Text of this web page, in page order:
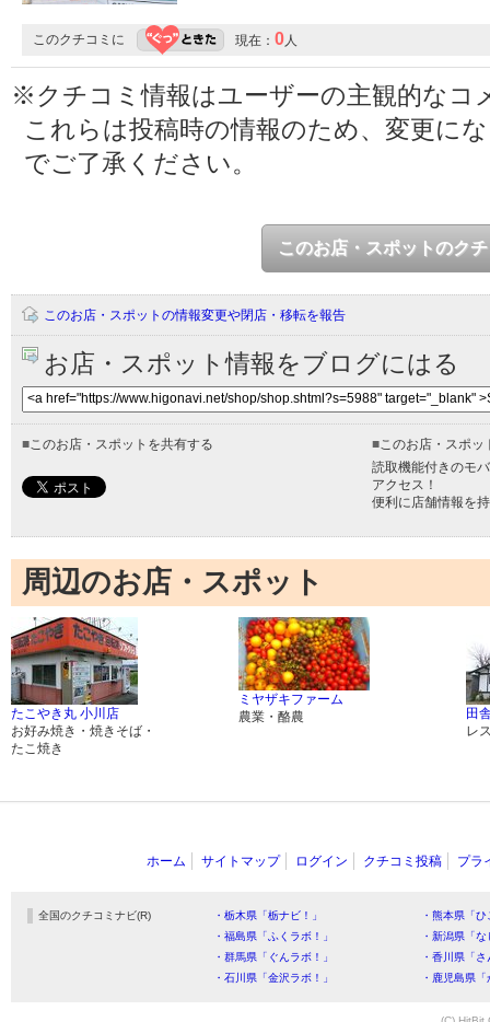
このクチコミに 現在： 0 人
※クチコミ情報はユーザーの主観的なコ
これらは投稿時の情報のため、変更に
でご了承ください。
このお店・スポットのク
このお店・スポットの情報変更や閉店・移転を報告
お店・スポット情報をブログにはる
■ このお店・スポットを共有する ■ このお店・スポ
読取機能付きのモ
アクセス！
便利に店舗情報を
周辺のお店・スポット
たこやき丸 小川店
お好み焼き・焼きそば・
たこ焼き
ミヤザキファーム
農業・酪農
田
レ
ホーム サイトマップ ログイン クチコミ投稿 プラ
全国のクチコミナビ(R) ・栃木県「栃ナビ！」
・熊本県「
・福島県「ふくラボ！」
・新潟県「
・群馬県「ぐんラボ！」
・香川県「
・石川県「金沢ラボ！」
・鹿児島県